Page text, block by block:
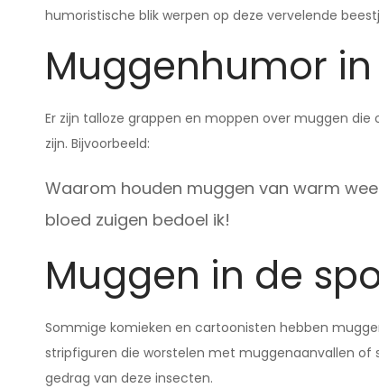
humoristische blik werpen op deze vervelende
Muggenhumor
Er zijn talloze grappen en moppen over muggen
zijn. Bijvoorbeeld:
Waarom houden muggen van warm
bloed zuigen bedoel ik!
Muggen in de
Sommige komieken en cartoonisten hebben
stripfiguren die worstelen met muggenaanvallen
gedrag van deze insecten.